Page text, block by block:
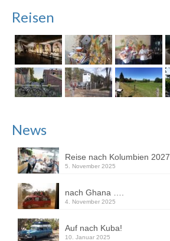
Reisen
News
Reise nach Kolumbien 2027
5. November 2025
nach Ghana ….
4. November 2025
Auf nach Kuba!
10. Januar 2025